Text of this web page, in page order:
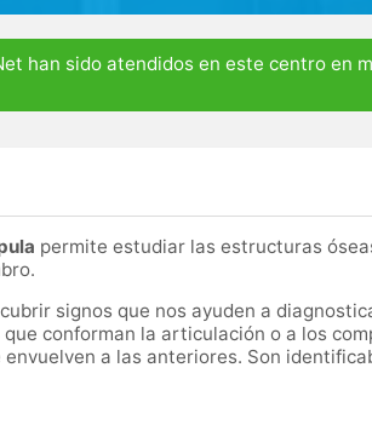
han sido atendidos en este centro en
permite estudiar las estructuras
signos que nos ayuden a
conforman la articulación o a los
a las anteriores. Son